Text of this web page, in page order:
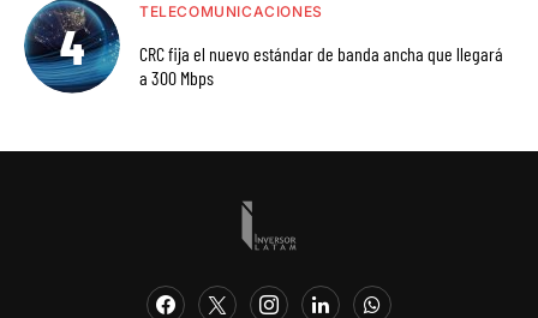
TELECOMUNICACIONES
CRC fija el nuevo estándar de banda ancha que llegará
a 300 Mbps